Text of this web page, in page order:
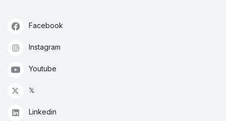
Facebook
Instagram
Youtube
𝕏
Linkedin